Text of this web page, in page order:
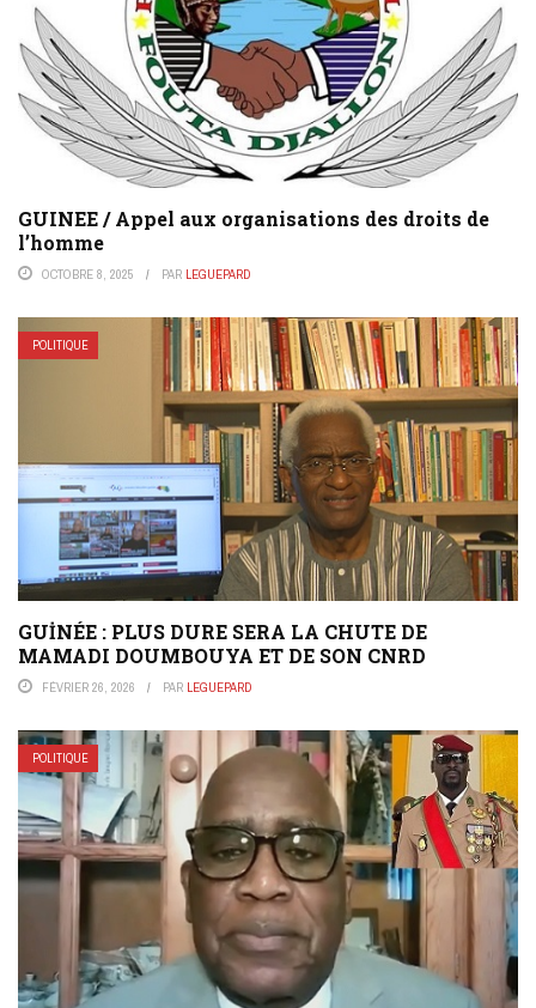
GUINEE / Appel aux organisations des droits de
l’homme
OCTOBRE 8, 2025 PAR LEGUEPARD
POLITIQUE
GUİNÉE : PLUS DURE SERA LA CHUTE DE
MAMADI DOUMBOUYA ET DE SON CNRD
FÉVRIER 26, 2026 PAR LEGUEPARD
POLITIQUE